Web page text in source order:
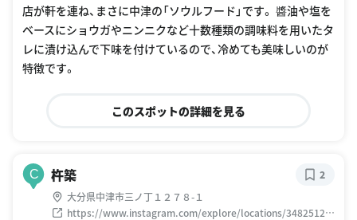
店が軒を連ね、まさに中津の「ソウルフード」です。 醬油や塩を
ベースにショウガやニンニクなど十数種類の調味料を用いたタ
レに漬け込んで下味を付けているので、冷めても美味しいのが
特徴です。
このスポットの詳細を見る
C 杵築
大分県中津市三ノ丁１２７８-１
https://www.instagram.com/explore/locations/34825120
2